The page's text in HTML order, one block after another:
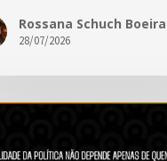
Rossana Schuch Boeira
28/07/2026